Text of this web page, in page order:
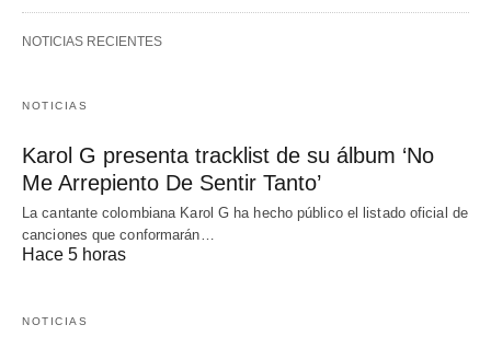
NOTICIAS RECIENTES
NOTICIAS
Karol G presenta tracklist de su álbum ‘No
Me Arrepiento De Sentir Tanto’
La cantante colombiana Karol G ha hecho público el listado oficial de
canciones que conformarán…
Hace 5 horas
NOTICIAS